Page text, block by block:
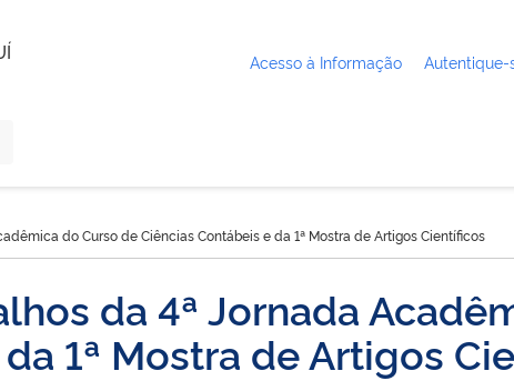
Acesso à Informação Autentique-
do Curso de Ciências Contábeis e da 1ª Mostra de Artigos Científicos
da 4ª Jornada
1ª Mostra de Artigos